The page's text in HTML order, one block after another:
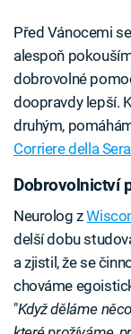
Před Vánocemi
alespoň
dobrovolné
doopravdy lepší.
druhým,
Corriere della Sera
Dobrovolnictví
Neurolog z
delší dobu
a zjistil, že se
chováme
"Když děláme